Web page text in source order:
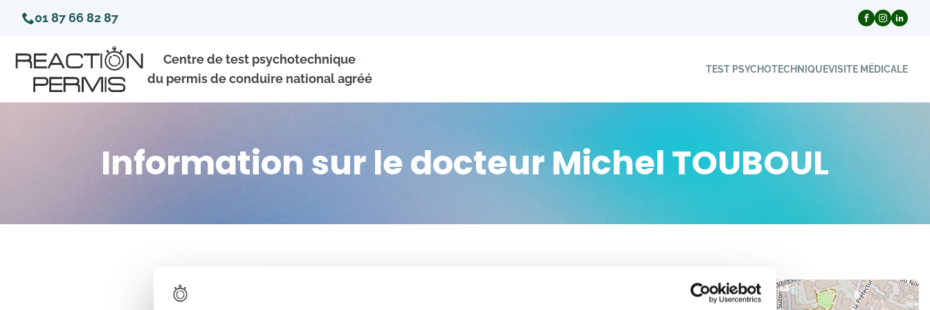
01 87 66 82 87
Centre de test psychotechnique
du permis de conduire national agréé
TEST PSYCHOTECHNIQUEVISITE MÉDICALE
Information sur le docteur Michel TOUBOUL